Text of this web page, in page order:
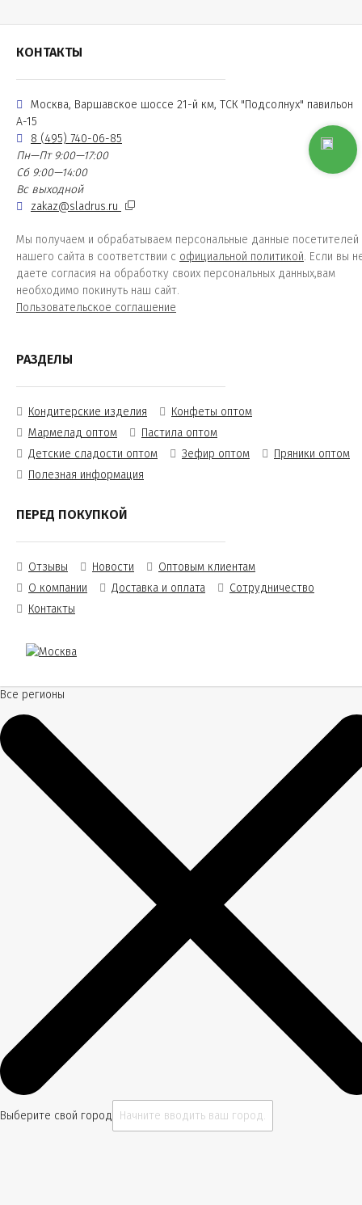
КОНТАКТЫ
Москва, Варшавское шоссе 21-й км, ТСК "Подсолнух" павильон
А-15
8 (495) 740-06-85
Пн—Пт 9:00—17:00
Сб 9:00—14:00
Вс выходной
zakaz@sladrus.ru
Мы получаем и обрабатываем персональные данные посетителей
нашего сайта в соответствии с официальной политикой. Если вы
даете согласия на обработку своих персональных данных,вам
необходимо покинуть наш сайт.
Пользовательское соглашение
РАЗДЕЛЫ
Кондитерские изделия
Конфеты оптом
Мармелад оптом
Пастила оптом
Детские сладости оптом
Зефир оптом
Пряники оптом
Полезная информация
ПЕРЕД ПОКУПКОЙ
Отзывы Новости
Оптовым клиентам
О компании
Доставка и оплата
Сотрудничество
Контакты
Все регионы
Выберите свой город